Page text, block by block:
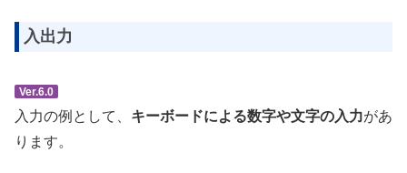
入出力
Ver.6.0
入力の例として、 キーボードによる数字や文字の入力があ
ります。